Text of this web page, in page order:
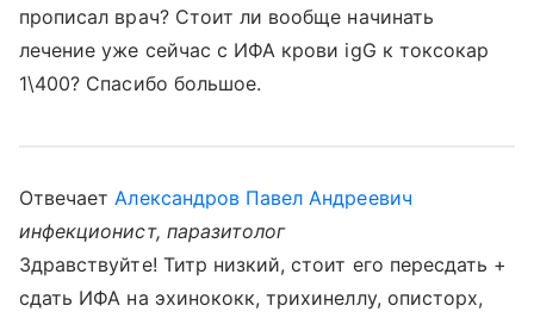
прописал врач? Стоит ли вообще начинать
лечение уже сейчас с ИФА крови igG к токсокар
1\400? Спасибо большое.
ОтвечаетАлександров Павел Андреевич
инфекционист, паразитолог
Здравствуйте! Титр низкий, стоит его пересдать +
сдать ИФА на эхинококк, трихинеллу, описторх,